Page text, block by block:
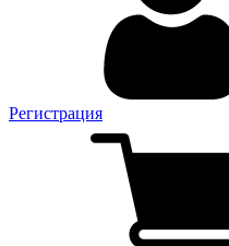
Регистрация